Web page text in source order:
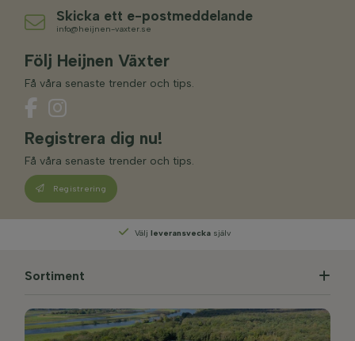
Skicka ett e-postmeddelande
info@heijnen-vaxter.se
Följ Heijnen Växter
Få våra senaste trender och tips.
Registrera dig nu!
Få våra senaste trender och tips.
Registrering
Välj leveransvecka själv
Sortiment